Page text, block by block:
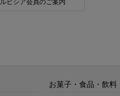
お菓子・食品・飲料